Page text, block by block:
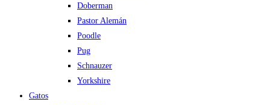
Doberman
Pastor Alemán
Poodle
Pug
Schnauzer
Yorkshire
Gatos